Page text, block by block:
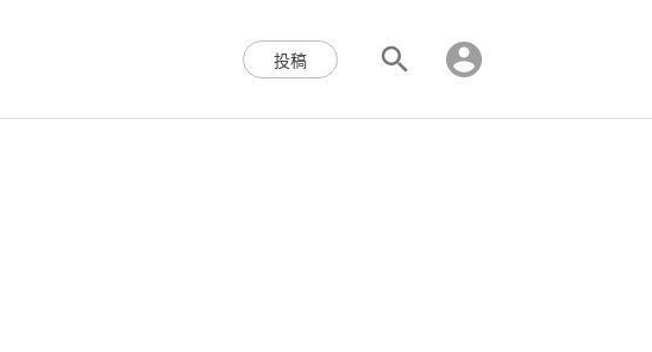
人,区块链,Web3,分布式,操作系
投稿